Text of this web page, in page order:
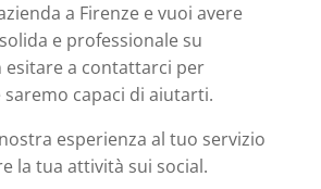
a Firenze e vuoi avere
e professionale su
esitare a contattarci per
capaci di aiutarti.
esperienza al tuo servizio
la tua attività sui social.